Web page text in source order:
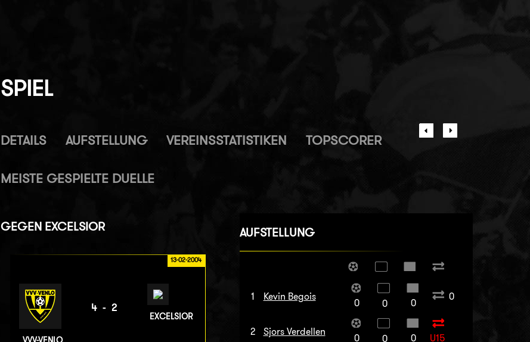
SPIEL
DETAILS AUFSTELLUNG VEREINSSTATISTIKEN TOPSCORER
MEISTE GESPIELTE DUELLE
GEGEN EXCELSIOR
13-02-2004
4-2
EXCELSIOR
AUFSTELLUNG
1 Kevin Begois
0 0 0
0
2 Sjors Verdellen
0 0 0 U15